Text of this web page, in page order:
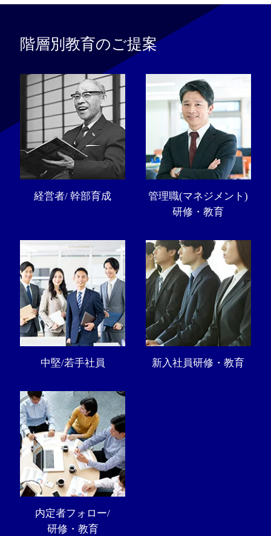
階層別教育のご提案
経営者/ 幹部育成
管理職(マネジメント)
研修・教育
中堅/若手社員 新入社員研修・教育
内定者フォロー/
研修・教育